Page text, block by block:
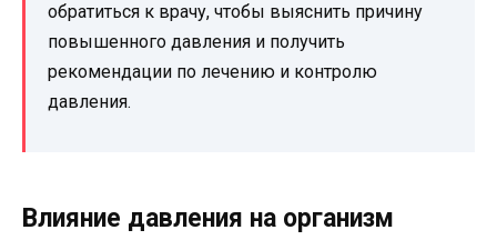
обратиться к врачу, чтобы выяснить причину
повышенного давления и получить
рекомендации по лечению и контролю
давления.
Влияние давления на организм